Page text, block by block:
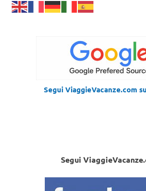
Segui ViaggieVacanze.com
Segui